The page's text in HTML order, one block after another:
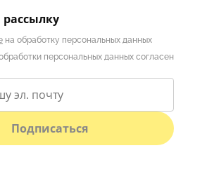
на обработку персональных данных
персональных данных согласен
Подписаться